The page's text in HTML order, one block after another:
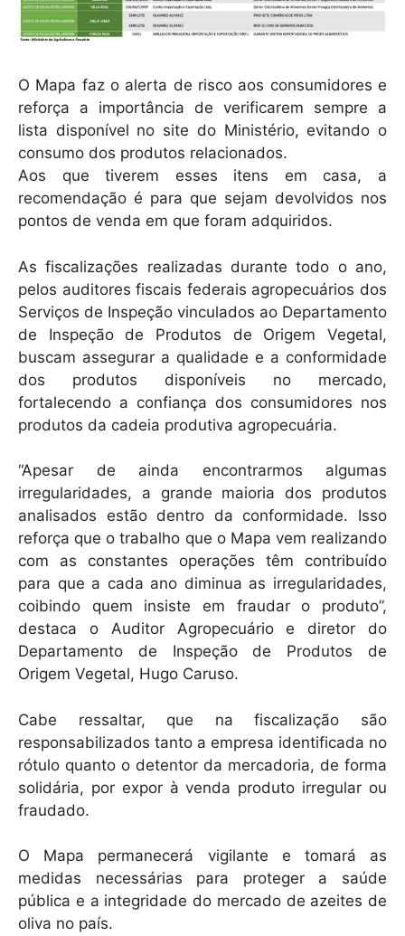
O Mapa faz o alerta de risco aos consumidores e
reforça a importância de verificarem sempre a
lista disponível no site do Ministério, evitando o
consumo dos produtos relacionados.
Aos que tiverem esses itens em casa, a
recomendação é para que sejam devolvidos nos
pontos de venda em que foram adquiridos.
As fiscalizações realizadas durante todo o ano,
pelos auditores fiscais federais agropecuários dos
Serviços de Inspeção vinculados ao Departamento
de Inspeção de Produtos de Origem Vegetal,
buscam assegurar a qualidade e a conformidade
dos produtos disponíveis no mercado,
fortalecendo a confiança dos consumidores nos
produtos da cadeia produtiva agropecuária.
“Apesar de ainda encontrarmos algumas
irregularidades, a grande maioria dos produtos
analisados estão dentro da conformidade. Isso
reforça que o trabalho que o Mapa vem realizando
com as constantes operações têm contribuído
para que a cada ano diminua as irregularidades,
coibindo quem insiste em fraudar o produto”,
destaca o Auditor Agropecuário e diretor do
Departamento de Inspeção de Produtos de
Origem Vegetal, Hugo Caruso.
Cabe ressaltar, que na fiscalização são
responsabilizados tanto a empresa identificada no
rótulo quanto o detentor da mercadoria, de forma
solidária, por expor à venda produto irregular ou
fraudado.
O Mapa permanecerá vigilante e tomará as
medidas necessárias para proteger a saúde
pública e a integridade do mercado de azeites de
oliva no país.